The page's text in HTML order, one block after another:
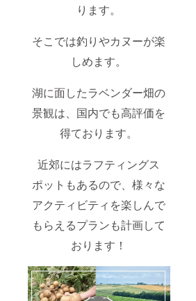
ります。
そこでは釣りやカヌーが楽
しめます。
湖に面したラベンダー畑の
景観は、国内でも高評価を
得ております。
近郊にはラフティングス
ポットもあるので、様々な
アクティビティを楽しんで
もらえるプランも計画して
おります！